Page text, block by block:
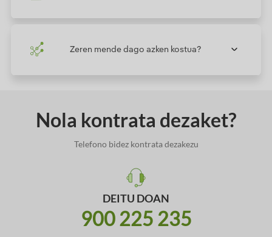
Zeren mende dago azken kostua?
Nola kontrata dezaket?
Telefono bidez kontrata dezakezu
DEITU DOAN
900 225 235